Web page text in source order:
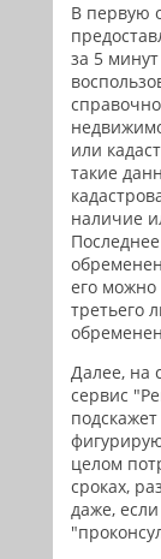
В первую
за 5
или
такие
наличие
его
третьего
Далее, на
сервис
целом
сроках,
даже,